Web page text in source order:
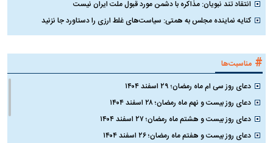
انتقاد تند نبویان: مذاکره با دشمن مورد قبول ملت ایران نیست
کنایه نماینده مجلس به همتی: سیاست‌های غلط ارزی را دستاورد جا نزنید
# مناسبت‌ها
دعای روز سی ام ماه رمضان؛ ۲۹ اسفند ۱۴۰۴
دعای روز بیست و نهم ماه رمضان؛ ۲۸ اسفند ۱۴۰۴
دعای روز بیست و هشتم ماه رمضان؛ ۲۷ اسفند ۱۴۰۴
دعای روز بیست و هفتم ماه رمضان؛ ۲۶ اسفند ۱۴۰۴